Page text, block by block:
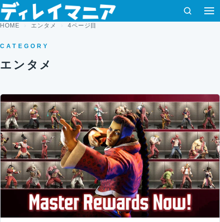
コンテンツへスキップ
検索
HOME エンタメ 4ページ目
CATEGORY
エンタメ